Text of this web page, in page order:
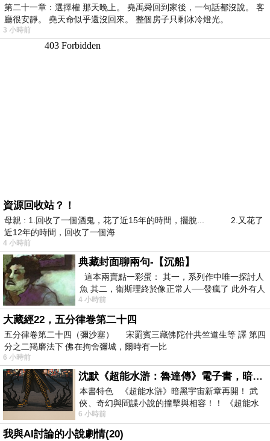
第二十一章：選擇權 那天晚上。 堯禹舜回到家後，一句話都沒說。 客
廳很安靜。 堯天命似乎還沒回來。 整個房子只剩冰冷燈光。
3 小時前
資源回收站？！
母親 : 1.回收了一個酒鬼，花了近15年的時間，擺脫... 2.又花了
近12年的時間，回收了一個海
4 小時前
典藏封面聊兩句-【沉船】
這本兩賣點一彩蛋： 其一，系列作中唯一探討人
魚 其二，衛斯理終於像正常人──發瘋了 此外有人
在南極打死北極熊（@《地心
4 小時前
大藏經22，五分律卷第二十四
五分律卷第二十四（彌沙塞） 宋罽賓三藏佛陀什共竺道生等 譯 第四
分之二羯磨法下 佛在拘舍彌城，爾時有一比
6 小時前
沈默《超能水滸：魯達傳》電子書，暗黑宇宙新章，一一五年八月璀璨上架！
本書特色 《超能水滸》暗黑宇宙新章再開！ 武
俠、奇幻與間諜小說的撞擊與相容！！ 《超能水
滸》系列第四部變幻登場
6 小時前
我與AI討論的小說劇情(20)